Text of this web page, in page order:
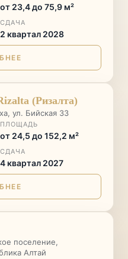
от 23,4 до 75,9 м²
СДАЧА
2 квартал 2028
(Ризалта)
ул. Бийская 33
ПЛОЩАДЬ
от 24,5 до 152,2 м²
СДАЧА
4 квартал 2027
поселение,
Алтай